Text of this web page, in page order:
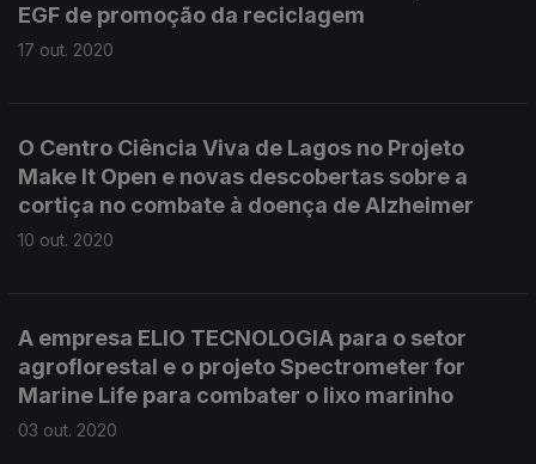
EGF de promoção da reciclagem
17 out. 2020
O Centro Ciência Viva de Lagos no Projeto
Make It Open e novas descobertas sobre a
cortiça no combate à doença de Alzheimer
10 out. 2020
A empresa ELIO TECNOLOGIA para o setor
agroflorestal e o projeto Spectrometer for
Marine Life para combater o lixo marinho
03 out. 2020